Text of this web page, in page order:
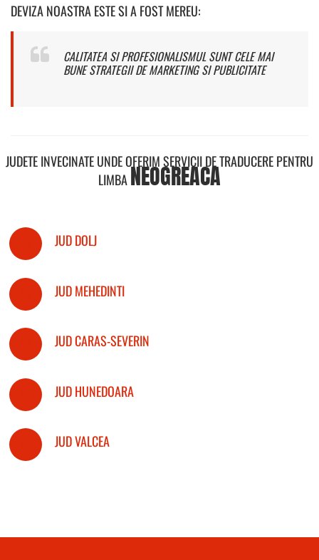
DEVIZA NOASTRA ESTE SI A FOST MEREU:
CALITATEA SI PROFESIONALISMUL SUNT CELE MAI
BUNE STRATEGII DE MARKETING SI PUBLICITATE
JUDETE INVECINATE UNDE OFERIM SERVICII DE TRADUCERE PENTRU
LIMBANEOGREACA
JUD DOLJ
JUD MEHEDINTI
JUD CARAS-SEVERIN
JUD HUNEDOARA
JUD VALCEA